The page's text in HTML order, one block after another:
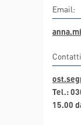
Email:
Tel.:
15.00